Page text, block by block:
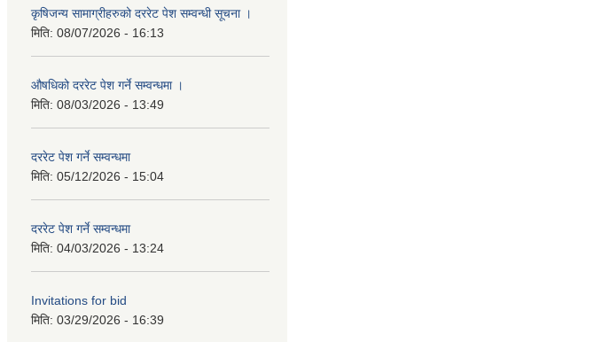
कृषिजन्य सामाग्रीहरुको दररेट पेश सम्वन्धी सूचना ।
मिति: 08/07/2026 - 16:13
औषधिको दररेट पेश गर्ने सम्वन्धमा ।
मिति: 08/03/2026 - 13:49
दररेट पेश गर्ने सम्वन्धमा
मिति: 05/12/2026 - 15:04
दररेट पेश गर्ने सम्वन्धमा
मिति: 04/03/2026 - 13:24
Invitations for bid
मिति: 03/29/2026 - 16:39